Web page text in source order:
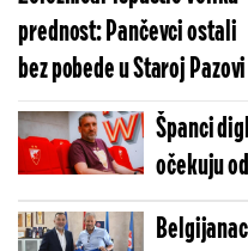
prednost: Pančevci ostali
bez pobede u Staroj Pazovi
Španci
očekuju
Evroligi